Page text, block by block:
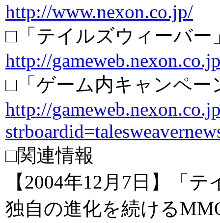
http://www.nexon.co.jp/
□「テイルズウィーバー
http://
□「ゲーム内キャンペ
http://
□関連情報
【2004年12月7日】「
独自の進化を続ける